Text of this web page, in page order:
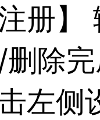
册】
除
左